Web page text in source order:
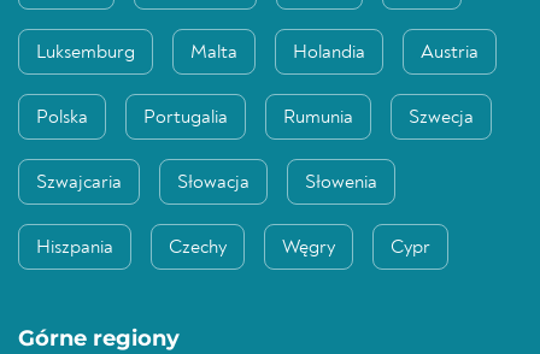
Luksemburg Malta Holandia Austria
Polska Portugalia Rumunia Szwecja
Szwajcaria Słowacja Słowenia
Hiszpania Czechy Węgry Cypr
Górne regiony